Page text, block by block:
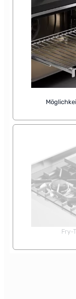
Fry-